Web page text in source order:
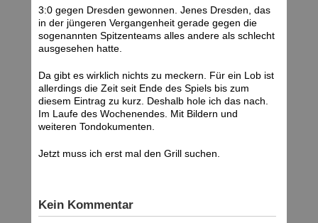
3:0 gegen Dresden gewonnen. Jenes Dresden, das
in der jüngeren Vergangenheit gerade gegen die
sogenannten Spitzenteams alles andere als schlecht
ausgesehen hatte.
Da gibt es wirklich nichts zu meckern. Für ein Lob ist
allerdings die Zeit seit Ende des Spiels bis zum
diesem Eintrag zu kurz. Deshalb hole ich das nach.
Im Laufe des Wochenendes. Mit Bildern und
weiteren Tondokumenten.
Jetzt muss ich erst mal den Grill suchen.
Kein Kommentar